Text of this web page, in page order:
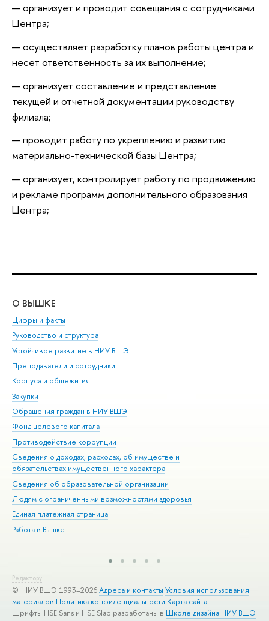
организует и проводит совещания с сотрудниками
Центра;
осуществляет разработку планов работы центра и
несет ответственность за их выполнение;
организует составление и представление
текущей и отчетной документации руководству
филиала;
проводит работу по укреплению и развитию
материально-технической базы Центра;
организует, контролирует работу по продвижению
и рекламе программ дополнительного образования
Центра;
О ВЫШКЕ
Цифры и факты
Руководство и структура
Устойчивое развитие в НИУ ВШЭ
Преподаватели и сотрудники
Корпуса и общежития
Закупки
Обращения граждан в НИУ ВШЭ
Фонд целевого капитала
Противодействие коррупции
Сведения о доходах, расходах, об имуществе и
обязательствах имущественного характера
Сведения об образовательной организации
Людям с ограниченными возможностями здоровья
Единая платежная страница
Работа в Вышке
Редактору
© НИУ ВШЭ 1993–2026Адреса и контакты Условия использования
материалов Политика конфиденциальности Карта сайта
Шрифты HSE Sans и HSE Slab разработаны в Школе дизайна НИУ ВШЭ